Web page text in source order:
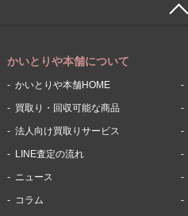
かいとりや本舗について
かいとりや本舗HOME
買取り・回収可能な商品
法人向け買取りサービス
LINE査定の流れ
ニュース
コラム